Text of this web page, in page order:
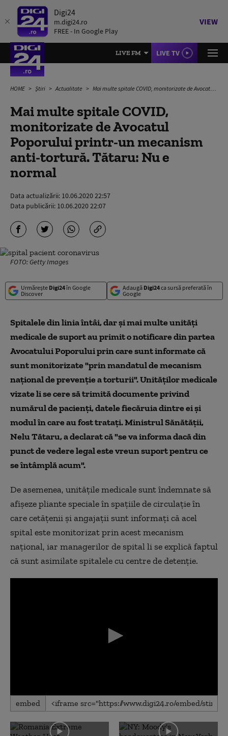
Digi24
m.digi24.ro
FREE - In Google Play
VIEW
LIVE FM LIVE TV
HOME Știri Actualitate Mai multe spitale COVID, monitorizate de Avocatul Poporului printr-un mecanism anti-tortură. Tătaru: Nu e normal
Mai multe spitale COVID,
monitorizate de Avocatul
Poporului printr-un mecanism
anti-tortură. Tătaru: Nu e
normal
Data actualizării: 10.06.2020 22:57
Data publicării: 10.06.2020 22:07
FOTO: Getty Images
Urmărește Digi24în Google
Discover
Adaugă Digi24ca sursă preferată în
Google
Spitalele din linia întâi, dar și mai multe unități
medicale de suport au primit o notificare din partea
Avocatului Poporului prin care sunt informate că
sunt monitorizate "prin mandatul de mecanism
național de prevenție a torturii". Unităților medicale
vizate li se cere să trimită documente privind
numărul de pacienți, datele fiecăruia dintre ei și
modul în care au fost tratați.Ministrul Sănătății,
Nelu Tătaru, a declarat că "se va informa dacă din
punct de vedere legal este vreun suport pentru ce
se întâmplă acum".
De asemenea, unitățile medicale sunt îndemnate să
afișeze pliante speciale în spațiile de circulație în
care cetățenii și angajații sunt informați că acel
spital este monitorizat prin acest mecanism
național, iar managerilor de spital li se explică faptul
că sunt asimilate spitalele cu centre de detenție.
0
seconds
0
seconds
embed